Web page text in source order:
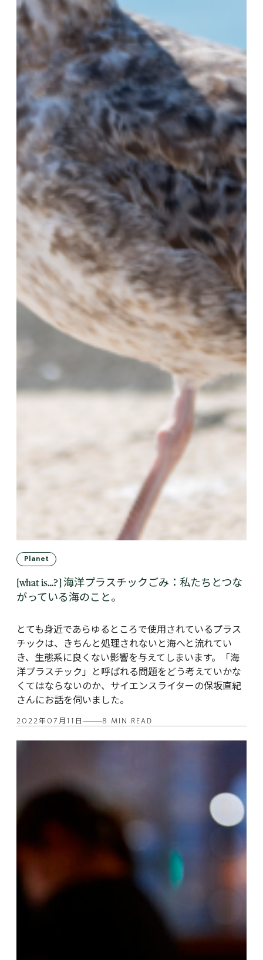
Planet
[what is…? ] 海洋プラスチックごみ：私たちとつな
がっている海のこと。
とても身近であらゆるところで使用されているプラス
チックは、きちんと処理されないと海へと流れてい
き、生態系に良くない影響を与えてしまいます。「海
洋プラスチック」と呼ばれる問題をどう考えていかな
くてはならないのか、サイエンスライターの保坂直紀
さんにお話を伺いました。
2022年07月11日 8 MIN READ